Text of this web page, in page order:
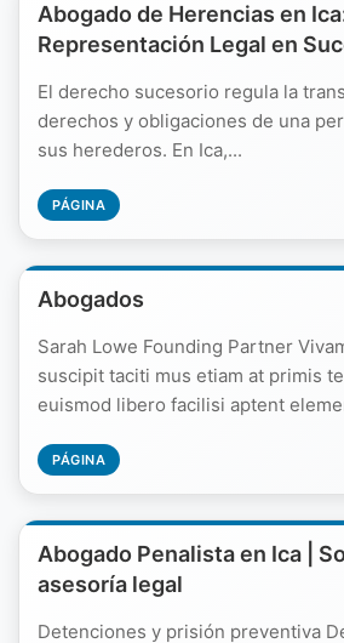
Abogado de Herencias en
Representación Legal en
El derecho sucesorio regula la
derechos y obligaciones de una
sus herederos. En Ica,...
PÁGINA
Abogados
Sarah Lowe Founding Partner
suscipit taciti mus etiam at primis
euismod libero facilisi aptent
PÁGINA
Abogado Penalista en Ica |
asesoría legal
Detenciones y prisión preventiva